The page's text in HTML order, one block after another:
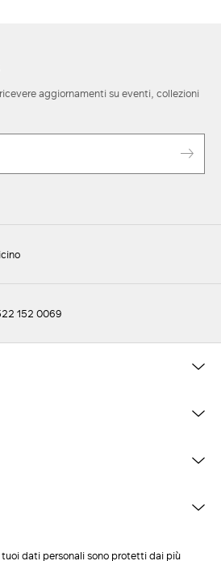
aggiornamenti su eventi, collezioni
152 0069
dati personali sono protetti dai più